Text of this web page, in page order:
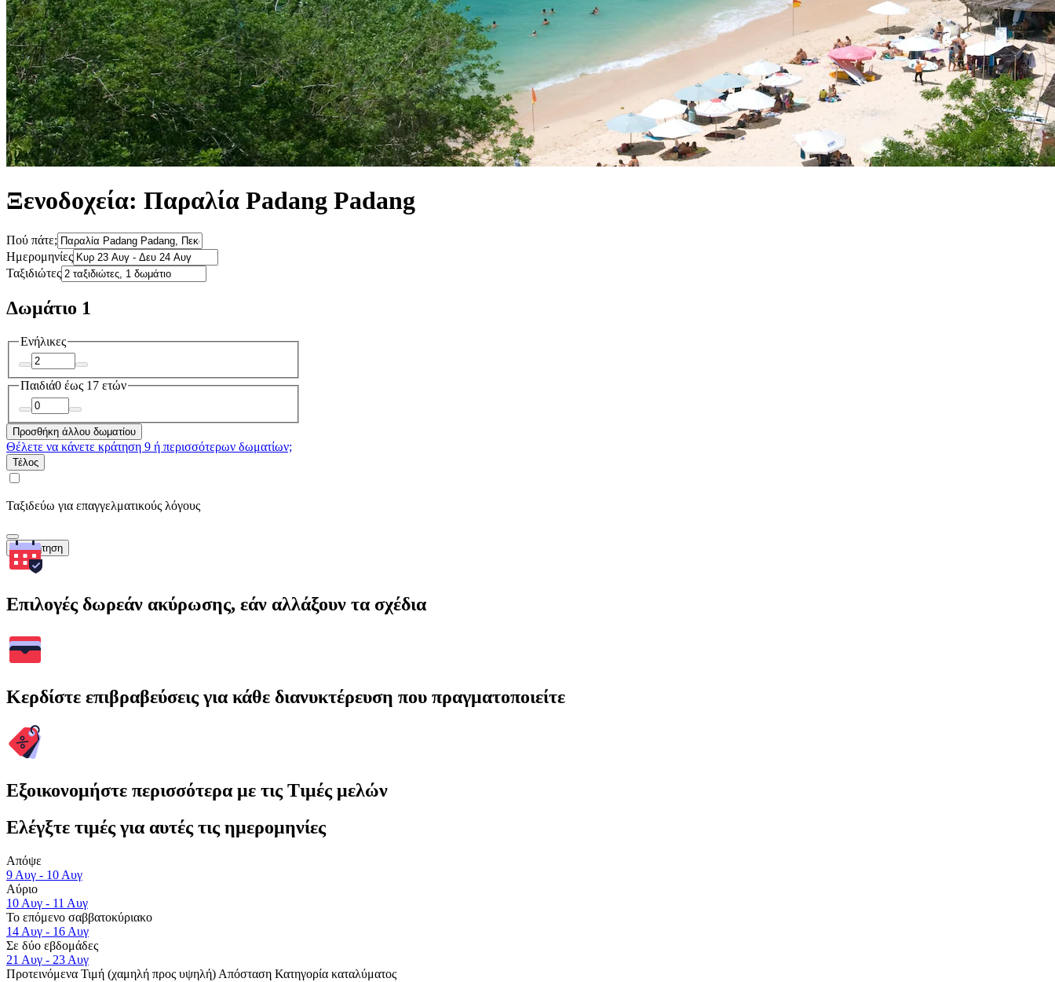
Ξενοδοχεία: Παραλία Padang Padang
Πού πάτε;
Ημερομηνίες
Ταξιδιώτες
Δωμάτιο 1
Ενήλικες
Παιδιά0 έως 17 ετών
Προσθήκη άλλου δωματίου
Θέλετε να κάνετε κράτηση 9 ή περισσότερων δωματίων;
Τέλος
Ταξιδεύω για επαγγελματικούς λόγους
Αναζήτηση
Επιλογές δωρεάν ακύρωσης, εάν αλλάξουν τα σχέδια
Κερδίστε επιβραβεύσεις για κάθε διανυκτέρευση που πραγματοποιείτε
Εξοικονομήστε περισσότερα με τις Τιμές μελών
Ελέγξτε τιμές για αυτές τις ημερομηνίες
Απόψε
9 Αυγ - 10 Αυγ
Αύριο
10 Αυγ - 11 Αυγ
Το επόμενο σαββατοκύριακο
14 Αυγ - 16 Αυγ
Σε δύο εβδομάδες
21 Αυγ - 23 Αυγ
Προτεινόμενα Τιμή (χαμηλή προς υψηλή) Απόσταση Κατηγορία καταλύματος